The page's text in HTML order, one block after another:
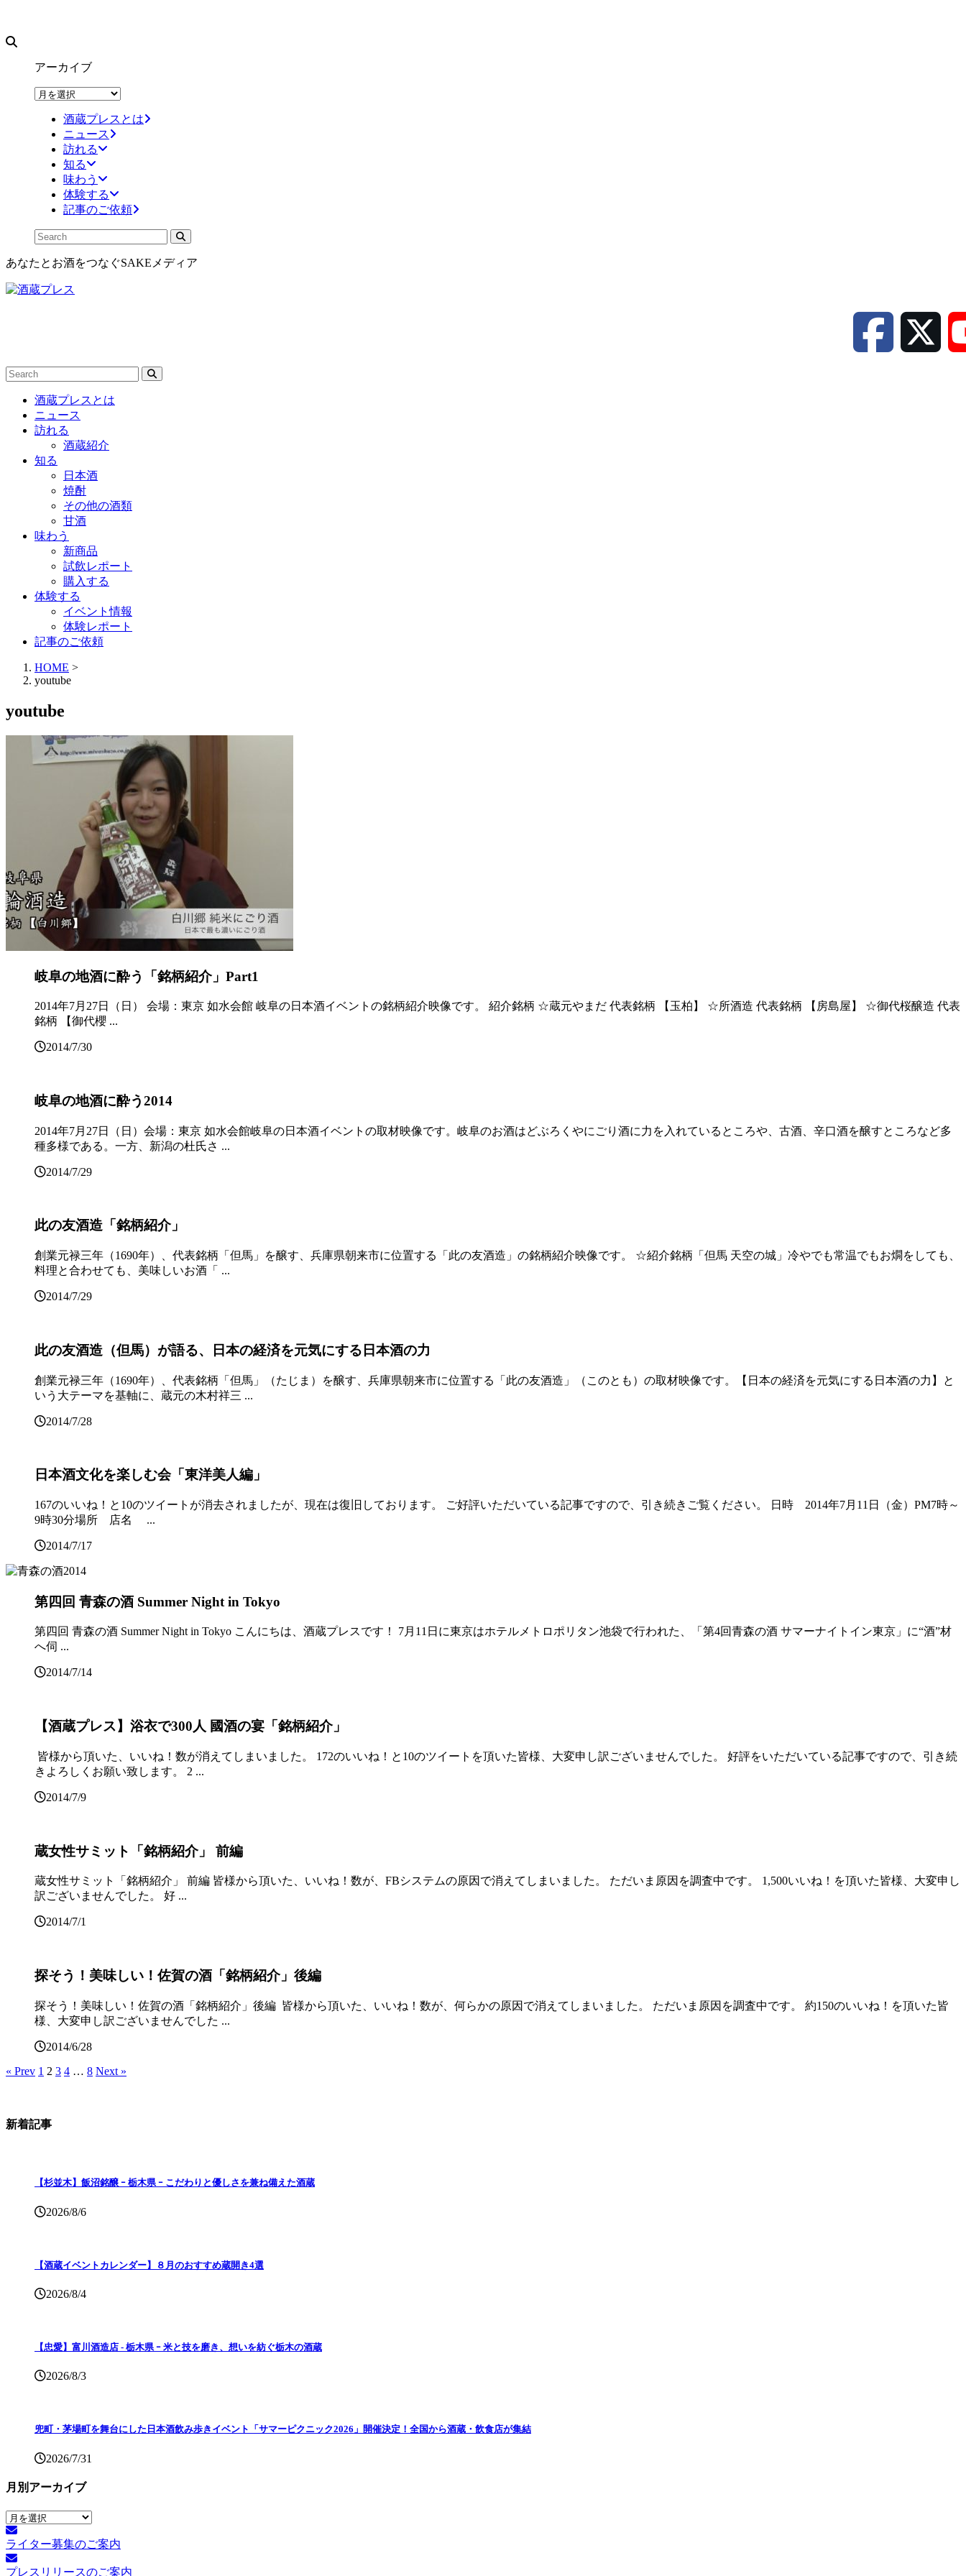
アーカイブ
ア
酒蔵プレスとは
ニュース
訪れる
知る
味わう
体験する
記事のご依頼
あなたとお酒をつなぐSAKEメディア
酒蔵プレスとは
ニュース
訪れる
酒蔵紹介
知る
日本酒
焼酎
その他の酒類
甘酒
味わう
新商品
試飲レポート
購入する
体験する
イベント情報
体験レポート
記事のご依頼
HOME >
youtube
youtube
岐阜の地酒に酔う「銘柄紹介」Part1
2014年7月27日（日） 会場：東京 如水会館 岐阜の日本酒イベントの銘柄紹介映像です。 紹介銘柄 ☆蔵元やまだ 代表銘柄 【玉柏】 ☆所酒造 代表銘柄 【房島屋】 ☆御代桜醸造 代表
銘柄 【御代櫻 ...
2014/7/30
岐阜の地酒に酔う2014
2014年7月27日（日）会場：東京 如水会館岐阜の日本酒イベントの取材映像です。岐阜のお酒はどぶろくやにごり酒に力を入れているところや、古酒、辛口酒を醸すところなど多
種多様である。一方、新潟の杜氏さ ...
2014/7/29
此の友酒造「銘柄紹介」
創業元禄三年（1690年）、代表銘柄「但馬」を醸す、兵庫県朝来市に位置する「此の友酒造」の銘柄紹介映像です。 ☆紹介銘柄「但馬 天空の城」冷やでも常温でもお燗をしても、
料理と合わせても、美味しいお酒「 ...
2014/7/29
此の友酒造（但馬）が語る、日本の経済を元気にする日本酒の力
創業元禄三年（1690年）、代表銘柄「但馬」（たじま）を醸す、兵庫県朝来市に位置する「此の友酒造」（このとも）の取材映像です。【日本の経済を元気にする日本酒の力】と
いう大テーマを基軸に、蔵元の木村祥三 ...
2014/7/28
日本酒文化を楽しむ会「東洋美人編」
167のいいね！と10のツイートが消去されましたが、現在は復旧しております。 ご好評いただいている記事ですので、引き続きご覧ください。 日時 2014年7月11日（金）PM7時～
9時30分場所 店名 ...
2014/7/17
第四回 青森の酒 Summer Night in Tokyo
第四回 青森の酒 Summer Night in Tokyo こんにちは、酒蔵プレスです！ 7月11日に東京はホテルメトロポリタン池袋で行われた、「第4回青森の酒 サマーナイトイン東京」に“酒”材
へ伺 ...
2014/7/14
【酒蔵プレス】浴衣で300人 國酒の宴「銘柄紹介」
皆様から頂いた、いいね！数が消えてしまいました。 172のいいね！と10のツイートを頂いた皆様、大変申し訳ございませんでした。 好評をいただいている記事ですので、引き続
きよろしくお願い致します。 2 ...
2014/7/9
蔵女性サミット「銘柄紹介」 前編
蔵女性サミット「銘柄紹介」 前編 皆様から頂いた、いいね！数が、FBシステムの原因で消えてしまいました。 ただいま原因を調査中です。 1,500いいね！を頂いた皆様、大変申し
訳ございませんでした。 好 ...
2014/7/1
探そう！美味しい！佐賀の酒「銘柄紹介」後編
探そう！美味しい！佐賀の酒「銘柄紹介」後編 皆様から頂いた、いいね！数が、何らかの原因で消えてしまいました。 ただいま原因を調査中です。 約150のいいね！を頂いた皆
様、大変申し訳ございませんでした ...
2014/6/28
« Prev 1 2 3 4 … 8 Next »
新着記事
【杉並木】飯沼銘醸 ｰ 栃木県 ｰ こだわりと優しさを兼ね備えた酒蔵
2026/8/6
【酒蔵イベントカレンダー】８月のおすすめ蔵開き4選
2026/8/4
【忠愛】富川酒造店 ‐ 栃木県 ｰ 米と技を磨き、想いを紡ぐ栃木の酒蔵
2026/8/3
兜町・茅場町を舞台にした日本酒飲み歩きイベント「サマーピクニック2026」開催決定！全国から酒蔵・飲食店が集結
2026/7/31
月別アーカイブ
月
別
ア
ー
ライター募集のご案内
プレスリリースのご案内